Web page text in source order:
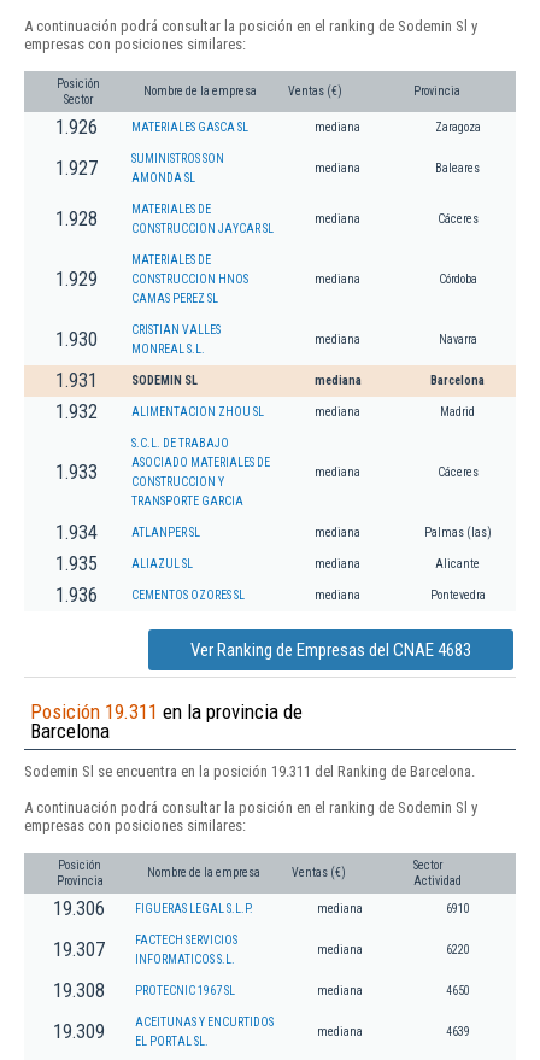
A continuación podrá consultar la posición en el ranking de Sodemin Sl y
empresas con posiciones similares:
Posición
Sector
Nombre de la empresa Ventas (€) Provincia
1.926 MATERIALES GASCA SL mediana Zaragoza
1.927
SUMINISTROS SON
AMONDA SL
mediana Baleares
1.928
MATERIALES DE
CONSTRUCCION JAYCAR SL
mediana Cáceres
1.929
MATERIALES DE
CONSTRUCCION HNOS
CAMAS PEREZ SL
mediana Córdoba
1.930
CRISTIAN VALLES
MONREAL S.L.
mediana Navarra
1.931 SODEMIN SL mediana Barcelona
1.932 ALIMENTACION ZHOU SL mediana Madrid
1.933
S.C.L. DE TRABAJO
ASOCIADO MATERIALES DE
CONSTRUCCION Y
TRANSPORTE GARCIA
mediana Cáceres
1.934 ATLANPER SL mediana Palmas (las)
1.935 ALIAZUL SL mediana Alicante
1.936 CEMENTOS OZORES SL mediana Pontevedra
Ver Ranking de Empresas del CNAE 4683
Posición 19.311 en la provincia de
Barcelona
Sodemin Sl se encuentra en la posición 19.311 del Ranking de Barcelona.
A continuación podrá consultar la posición en el ranking de Sodemin Sl y
empresas con posiciones similares:
Posición
Provincia
Nombre de la empresa Ventas (€)
Sector
Actividad
19.306 FIGUERAS LEGAL S.L.P. mediana 6910
19.307
FACTECH SERVICIOS
INFORMATICOS S.L.
mediana 6220
19.308 PROTECNIC 1967 SL mediana 4650
19.309
ACEITUNAS Y ENCURTIDOS
EL PORTAL SL.
mediana 4639